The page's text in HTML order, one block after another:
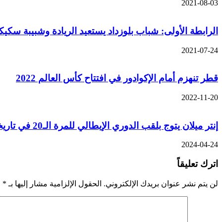
2021-08-03
الرابطة الأولى: شباب بلوزداد يستعيد الريادة وشبيبة
2021-07-24
قطر تنهزم أمام الإكوادور في افتتاح كأس العالم 2022
2022-11-20
إنتر ميلان يتوج بلقب الدوري الإيطالي للمرة الـ20 في تاريخه
2024-04-24
اترك تعليقاً
لن يتم نشر عنوان بريدك الإلكتروني. الحقول الإلزامية مشار إليها بـ *